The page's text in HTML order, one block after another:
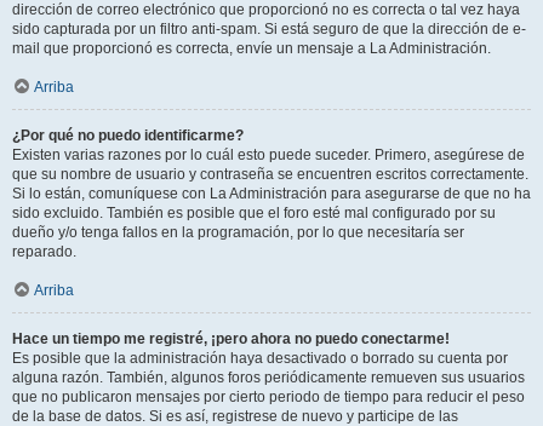
dirección de correo electrónico que proporcionó no es correcta o tal vez haya
sido capturada por un filtro anti-spam. Si está seguro de que la dirección de e-
mail que proporcionó es correcta, envíe un mensaje a La Administración.
Arriba
¿Por qué no puedo identificarme?
Existen varias razones por lo cuál esto puede suceder. Primero, asegúrese de
que su nombre de usuario y contraseña se encuentren escritos correctamente.
Si lo están, comuníquese con La Administración para asegurarse de que no ha
sido excluido. También es posible que el foro esté mal configurado por su
dueño y/o tenga fallos en la programación, por lo que necesitaría ser
reparado.
Arriba
Hace un tiempo me registré, ¡pero ahora no puedo conectarme!
Es posible que la administración haya desactivado o borrado su cuenta por
alguna razón. También, algunos foros periódicamente remueven sus usuarios
que no publicaron mensajes por cierto periodo de tiempo para reducir el peso
de la base de datos. Si es así, registrese de nuevo y participe de las